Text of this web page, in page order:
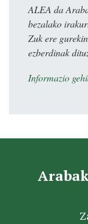
ALEA da
bezalako
Zuk ere
ezberdinak
Informazio